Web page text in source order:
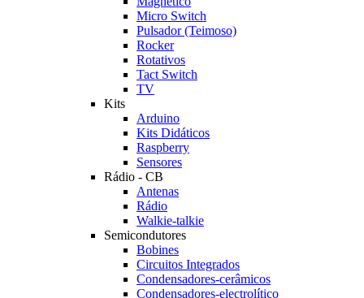
Micro Switch
Pulsador (Teimoso)
Rocker
Rotativos
Tact Switch
TV
Kits
Arduino
Kits Didáticos
Raspberry
Sensores
Rádio - CB
Antenas
Rádio
Walkie-talkie
Semicondutores
Bobines
Circuitos Integrados
Condensadores-cerâmicos
Condensadores-electrolítico